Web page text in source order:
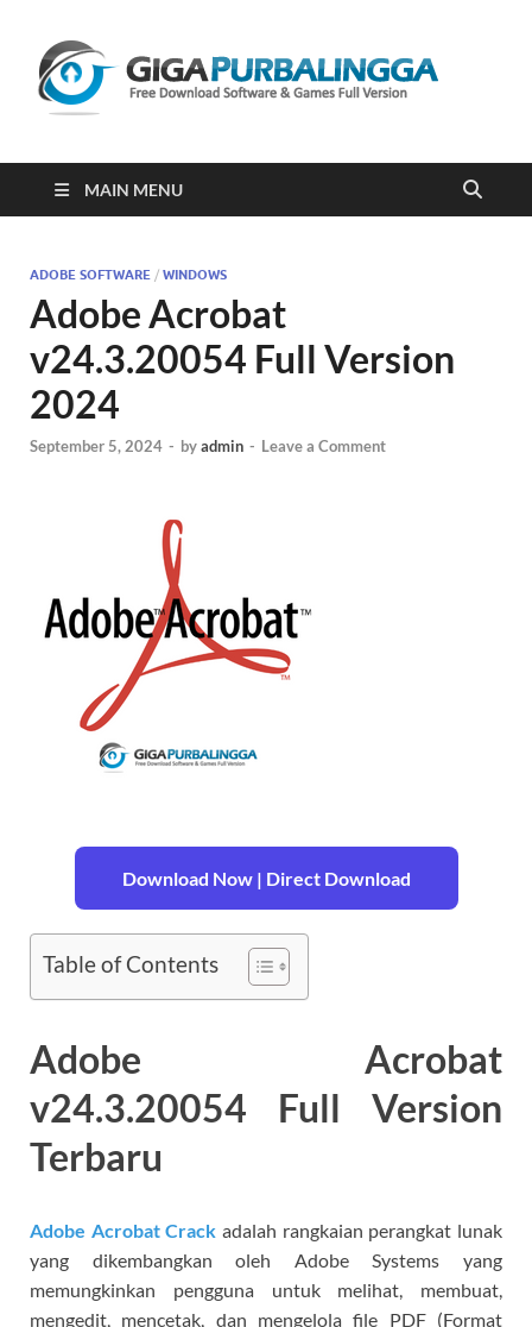
2023
MAIN MENU
ADOBE SOFTWARE / WINDOWS
Adobe Acrobat
v24.3.20054 Full Version
2024
September 5, 2024 - byadmin - Leave a Comment
Download Now | Direct Download
Table of Contents
Adobe Acrobat
v24.3.20054 Full Version
Terbaru
Adobe Acrobat Crack adalah rangkaian perangkat lunak
yang dikembangkan oleh Adobe Systems yang
memungkinkan pengguna untuk melihat, membuat,
mengedit, mencetak, dan mengelola file PDF (Format